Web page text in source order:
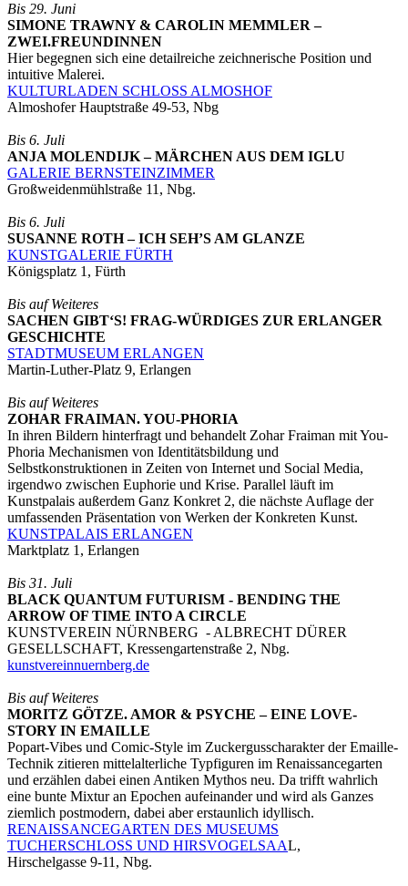
Bis 29. Juni
SIMONE TRAWNY & CAROLIN MEMMLER –
ZWEI.FREUNDINNEN
Hier begegnen sich eine detailreiche zeichnerische Position und
intuitive Malerei.
KULTURLADEN SCHLOSS ALMOSHOF
Almoshofer Hauptstraße 49-53, Nbg
Bis 6. Juli
ANJA MOLENDIJK – MÄRCHEN AUS DEM IGLU
GALERIE BERNSTEINZIMMER
Großweidenmühlstraße 11, Nbg.
Bis 6. Juli
SUSANNE ROTH – ICH SEH’S AM GLANZE
KUNSTGALERIE FÜRTH
Königsplatz 1, Fürth
Bis auf Weiteres
SACHEN GIBT‘S! FRAG-WÜRDIGES ZUR ERLANGER
GESCHICHTE
STADTMUSEUM ERLANGEN
Martin-Luther-Platz 9, Erlangen
Bis auf Weiteres
ZOHAR FRAIMAN. YOU-PHORIA
In ihren Bildern hinterfragt und behandelt Zohar Fraiman mit You-
Phoria Mechanismen von Identitätsbildung und
Selbstkonstruktionen in Zeiten von Internet und Social Media,
irgendwo zwischen Euphorie und Krise. Parallel läuft im
Kunstpalais außerdem Ganz Konkret 2, die nächste Auflage der
umfassenden Präsentation von Werken der Konkreten Kunst.
KUNSTPALAIS ERLANGEN
Marktplatz 1, Erlangen
Bis 31. Juli
BLACK QUANTUM FUTURISM - BENDING THE
ARROW OF TIME INTO A CIRCLE
KUNSTVEREIN NÜRNBERG - ALBRECHT DÜRER
GESELLSCHAFT, Kressengartenstraße 2, Nbg.
kunstvereinnuernberg.de
Bis auf Weiteres
MORITZ GÖTZE. AMOR & PSYCHE – EINE LOVE-
STORY IN EMAILLE
Popart-Vibes und Comic-Style im Zuckergusscharakter der Emaille-
Technik zitieren mittelalterliche Typfiguren im Renaissancegarten
und erzählen dabei einen Antiken Mythos neu. Da trifft wahrlich
eine bunte Mixtur an Epochen aufeinander und wird als Ganzes
ziemlich postmodern, dabei aber erstaunlich idyllisch.
RENAISSANCEGARTEN DES MUSEUMS
TUCHERSCHLOSS UND HIRSVOGELSAAL,
Hirschelgasse 9-11, Nbg.